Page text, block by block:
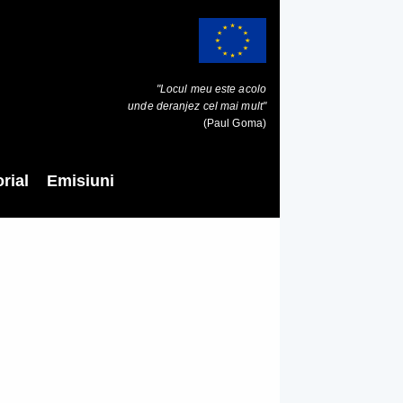
"Locul meu este acolo
unde deranjez cel mai mult"
(Paul Goma)
Emisiuni